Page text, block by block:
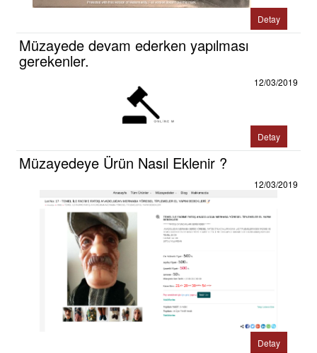
Detay
Müzayede devam ederken yapılması
gerekenler.
12/03/2019
Detay
Müzayedeye Ürün Nasıl Eklenir ?
12/03/2019
Detay